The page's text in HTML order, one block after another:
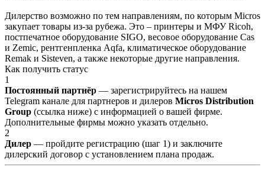
Дилерство возможно по тем направлениям, по которым Micros
закупает товары из-за рубежа. Это – принтеры и МФУ Ricoh,
постпечатное оборудование SIGO, весовое оборудование Cas
и Zemic, рентгенпленка Aqfa, климатическое оборудование
Remak и Sisteven, а также некоторые другие направления.
Как получить статус
1
Постоянный партнёр — зарегистрируйтесь на нашем
Telegram канале для партнеров и дилеров Micros Distribution
Group (ссылка ниже) с информацией о вашей фирме.
Дополнительные фирмы можно указать отдельно.
2
Дилер — пройдите регистрацию (шаг 1) и заключите
дилерский договор с установлением плана продаж.